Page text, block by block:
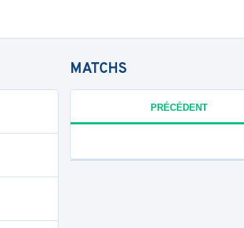
MATCHS
PRÉCÉDENT